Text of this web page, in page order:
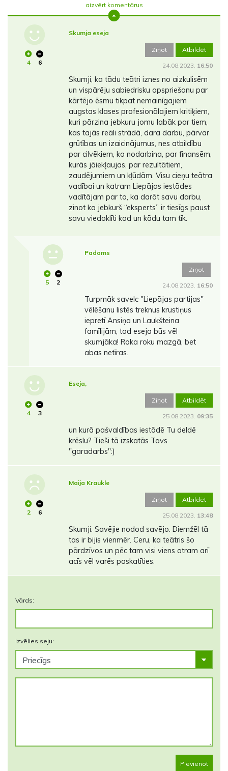
aizvērt komentārus
4 6
Skumja eseja
Ziņot Atbildēt
24.08.2023. 16:50
Skumji, ka tādu teātri iznes no aizkulisēm
un vispārēju sabiedrisku apspriešanu par
kārtējo ēsmu tikpat nemainīgajiem
augstas klases profesionālajiem kritiķiem,
kuri pārzina jebkuru jomu labāk par tiem,
kas tajās reāli strādā, dara darbu, pārvar
grūtības un izaicinājumus, nes atbildību
par cilvēkiem, ko nodarbina, par finansēm,
kurās jāiekļaujas, par rezultātiem,
zaudējumiem un kļūdām. Visu cieņu teātra
vadībai un katram Liepājas iestādes
vadītājam par to, ka darāt savu darbu,
zinot ka jebkurš “eksperts” ir tiesīgs paust
savu viedoklīti kad un kādu tam tīk.
5 2
Padoms
Ziņot
24.08.2023. 16:50
Turpmāk savelc "Liepājas partijas"
vēlēšanu listēs treknus krustiņus
iepretī Ansiņa un Laukšteina
famīlijām, tad eseja būs vēl
skumjāka! Roka roku mazgā, bet
abas netīras.
4 3
Eseja,
Ziņot Atbildēt
25.08.2023. 09:35
un kurā pašvaldības iestādē Tu deldē
krēslu? Tieši tā izskatās Tavs
"garadarbs":)
2 6
Maija Kraukle
Ziņot Atbildēt
25.08.2023. 13:48
Skumji. Savējie nodod savējo. Diemžēl tā
tas ir bijis vienmēr. Ceru, ka teātris šo
pārdzīvos un pēc tam visi viens otram arī
acīs vēl varēs paskatīties.
Vārds:
Izvēlies seju:
Pievienot